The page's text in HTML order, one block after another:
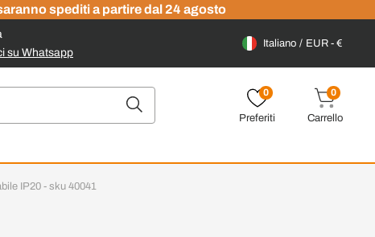
spediti a partire dal 24 agosto
su Whatsapp
Italiano EUR - €
0
Preferiti
0
Carrello
IP20 - sku 40041